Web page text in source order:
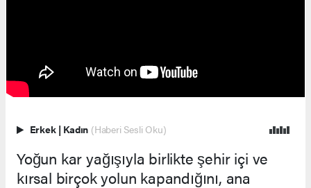
Erkek | Kadın (Haberi Sesli Oku)
Yoğun kar yağışıyla birlikte şehir içi ve
kırsal birçok yolun kapandığını, ana